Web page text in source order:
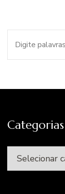
Categorias
Categorias